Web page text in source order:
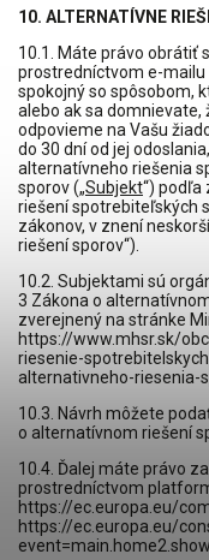
10. ALTERNATÍVNE
10.1. Máte právo obrátiť
prostredníctvom e-mailu
spokojný so spôsobom,
alebo ak sa domnievate,
odpovieme na Vašu
do 30 dní od jej
alternatívneho riešenia
sporov („Subjekt“) podľa
riešení spotrebiteľských
zákonov, v znení
riešení sporov“).
10.2. Subjektami sú
3 Zákona o
zverejnený na stránke
https://www.mhsr.sk/
riesenie-
alternativneho-riesenia-
10.3. Návrh môžete
o alternatívnom riešení
10.4. Ďalej máte právo
prostredníctvom
https://ec.europa.eu/
https://ec.europa.eu/